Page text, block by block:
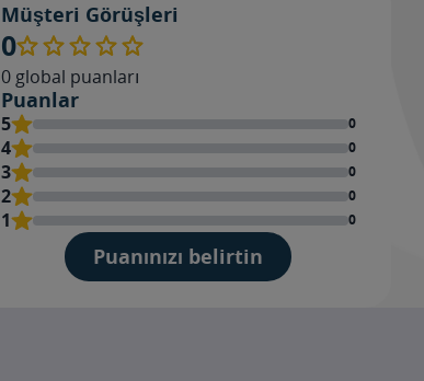
Müşteri Görüşleri
0
0global puanları
Puanlar
5 0
4 0
3 0
2 0
1 0
Puanınızı belirtin